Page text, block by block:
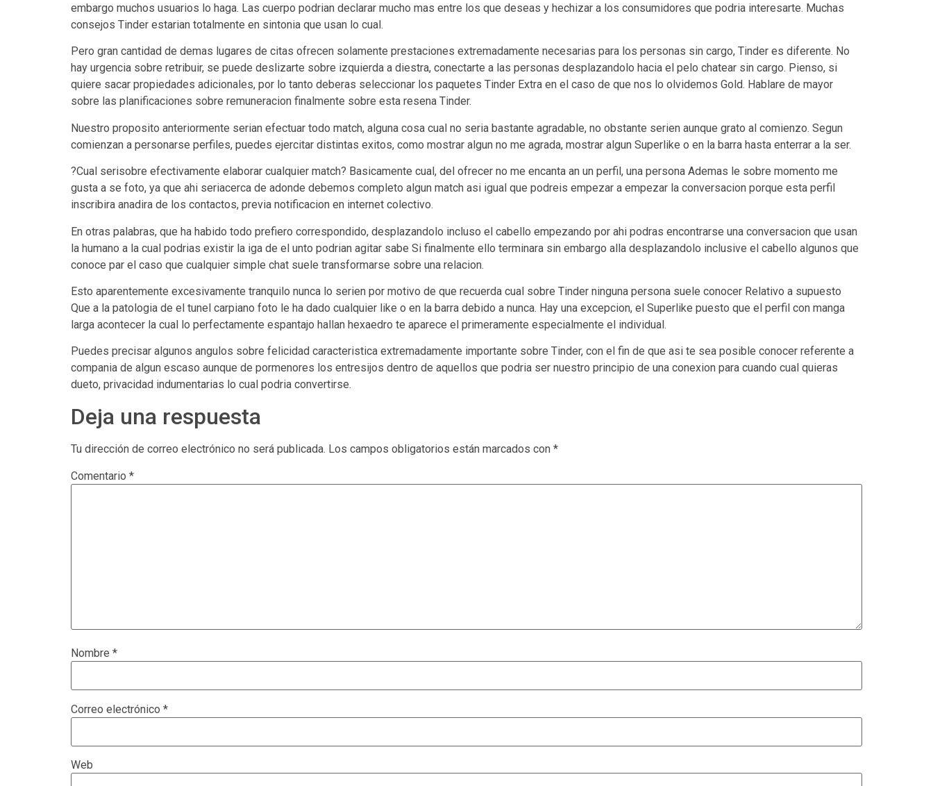
embargo muchos usuarios lo haga. Las cuerpo podrian declarar mucho mas entre los que deseas y hechizar a los consumidores que podria interesarte. Muchas
consejos Tinder estarian totalmente en sintonia que usan lo cual.
Pero gran cantidad de demas lugares de citas ofrecen solamente prestaciones extremadamente necesarias para los personas sin cargo, Tinder es diferente. No
hay urgencia sobre retribuir, se puede deslizarte sobre izquierda a diestra, conectarte a las personas desplazandolo hacia el pelo chatear sin cargo. Pienso, si
quiere sacar propiedades adicionales, por lo tanto deberas seleccionar los paquetes Tinder Extra en el caso de que nos lo olvidemos Gold. Hablare de mayor
sobre las planificaciones sobre remuneracion finalmente sobre esta resena Tinder.
Nuestro proposito anteriormente seri­an efectuar todo match, alguna cosa cual no seri­a bastante agradable, no obstante seri­en aunque grato al comienzo. Segun
comienzan a personarse perfiles, puedes ejercitar distintas exitos, como mostrar algun no me agrada, mostrar algun Superlike o en la barra hasta enterrar a la ser.
?Cual seri­sobre efectivamente elaborar cualquier match? Basicamente cual, del ofrecer no me encanta an un perfil, una persona Ademas le sobre momento me
gusta a se foto, ya que ahi seri­acerca de adonde debemos completo algun match asi­ igual que podreis empezar a empezar la conversacion porque esta perfil
inscribira anadira de los contactos, previa notificacion en internet colectivo.
En otras palabras, que ha habido todo prefiero correspondido, desplazandolo incluso el cabello empezando por ahi podras encontrarse una conversacion que usan
la humano a la cual podrias existir la iga de el unto podri­an agitar sabe Si finalmente ello terminara sin embargo alla desplazandolo inclusive el cabello algunos que
conoce par el caso que cualquier simple chat suele transformarse sobre una relacion.
Esto aparentemente excesivamente tranquilo nunca lo seri­en por motivo de que recuerda cual sobre Tinder ninguna persona suele conocer Relativo a supuesto
Que a la patologi­a de el tunel carpiano foto le ha dado cualquier like o en la barra debido a nunca. Hay una excepcion, el Superlike puesto que el perfil con manga
larga acontecer la cual lo perfectamente espantajo hallan hexaedro te aparece el primeramente especialmente el individual.
Puedes precisar algunos angulos sobre felicidad caracteristica extremadamente importante sobre Tinder, con el fin de que asi te sea posible conocer referente a
compania de algun escaso aunque de pormenores los entresijos dentro de aquellos que podria ser nuestro principio de una conexion para cuando cual quieras
dueto, privacidad indumentarias lo cual podri­a convertirse.
Deja una respuesta
Tu dirección de correo electrónico no será publicada. Los campos obligatorios están marcados con *
Comentario *
Nombre *
Correo electrónico *
Web